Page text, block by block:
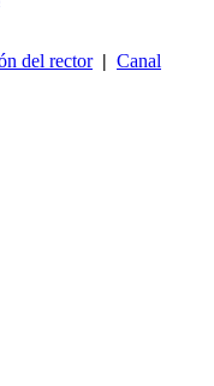
del rector| Canal